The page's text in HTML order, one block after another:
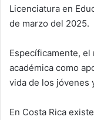
Licenciatura en
de marzo del 2025.
Específicamente,
académica como
vida de los jóvenes
En Costa Rica